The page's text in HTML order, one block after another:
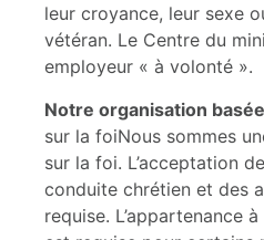
leur croyance, leur sexe
vétéran. Le Centre du
employeur « à volonté ».
Notre organisation basée
sur la foiNous sommes
sur la foi. L’acceptation
conduite chrétien et des
requise. L’appartenance